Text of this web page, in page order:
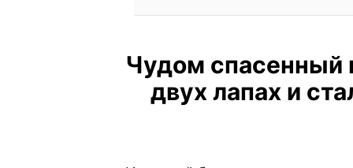
Чудом спасенный
двух лапах и